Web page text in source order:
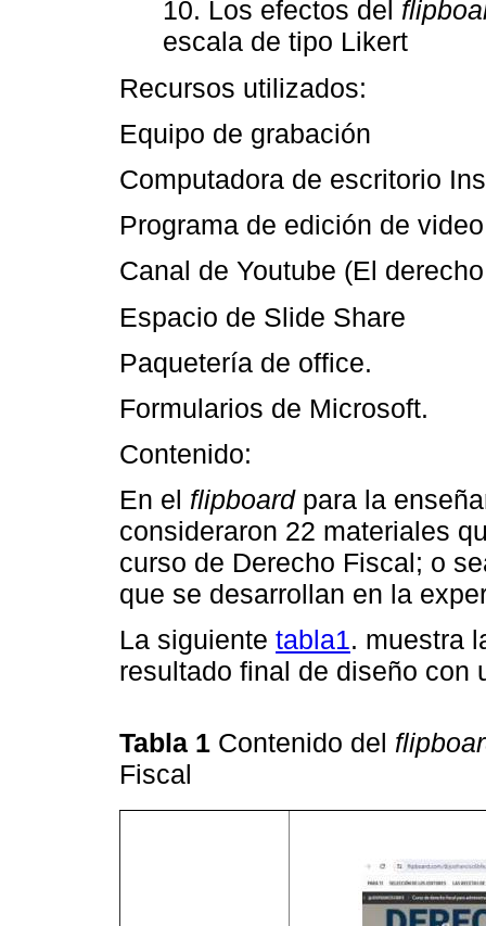
10. Los efectos del
escala de tipo Likert
Recursos utilizados:
Equipo de grabación
Computadora de escritorio
Programa de edición de
Canal de Youtube (El
Espacio de Slide Share
Paquetería de office.
Formularios de Microsoft.
Contenido:
En el flipboardpara la
consideraron 22 materiales
curso de Derecho Fiscal; o
que se desarrollan en la
La siguiente tabla1. muestra
resultado final de diseño con
Tabla 1 Contenido del
Fiscal